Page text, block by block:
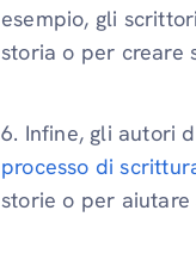
esempio, gli
storia o per creare
6. Infine, gli autori
processo di
storie o per